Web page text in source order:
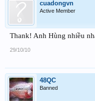
cuadongvn
Active Member
Thank! Anh Hùng nhiều
29/10/10
48QC
Banned